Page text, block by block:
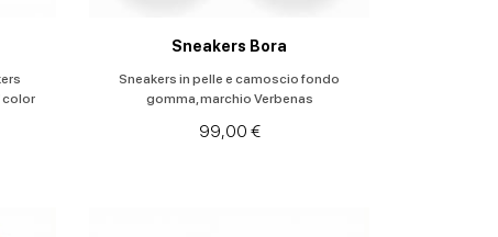
color
Sneakers Bora
Sneakers in pelle e camoscio fondo
gomma, marchio Verbenas
99,00 €